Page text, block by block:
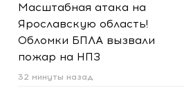
Масштабная атака на
Ярославскую область!
Обломки БПЛА вызвали
пожар на НПЗ
32 минуты назад